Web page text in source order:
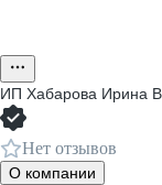
ИП Хабарова Ирина
Нет отзывов
О компании